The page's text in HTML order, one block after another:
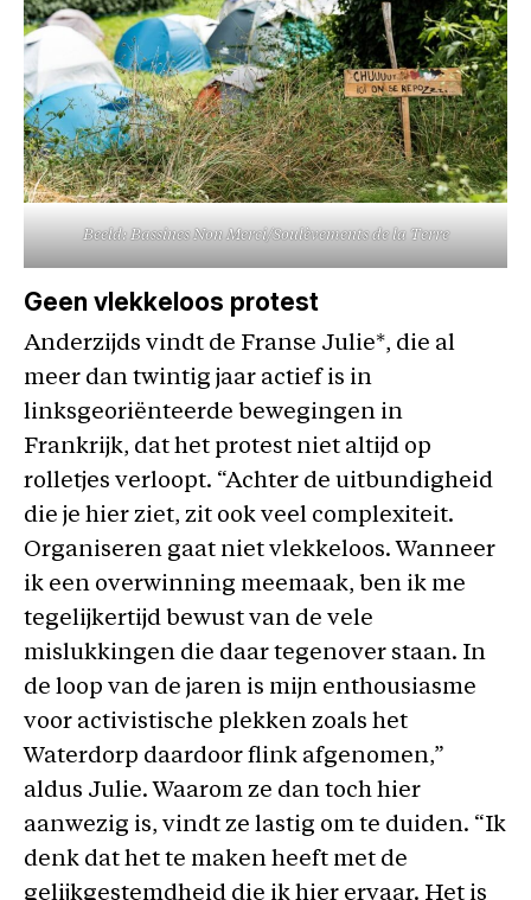
Beeld: Bassines Non Merci/Soulèvements de la Terre
Geen vlekkeloos protest
Anderzijds vindt de Franse Julie*, die al
meer dan twintig jaar actief is in
linksgeoriënteerde bewegingen in
Frankrijk, dat het protest niet altijd op
rolletjes verloopt. “Achter de uitbundigheid
die je hier ziet, zit ook veel complexiteit.
Organiseren gaat niet vlekkeloos. Wanneer
ik een overwinning meemaak, ben ik me
tegelijkertijd bewust van de vele
mislukkingen die daar tegenover staan. In
de loop van de jaren is mijn enthousiasme
voor activistische plekken zoals het
Waterdorp daardoor flink afgenomen,”
aldus Julie. Waarom ze dan toch hier
aanwezig is, vindt ze lastig om te duiden. “Ik
denk dat het te maken heeft met de
gelijkgestemdheid die ik hier ervaar. Het is